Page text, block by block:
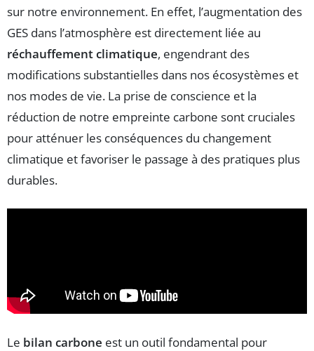
sur notre environnement. En effet, l’augmentation des
GES dans l’atmosphère est directement liée au
réchauffement climatique, engendrant des
modifications substantielles dans nos écosystèmes et
nos modes de vie. La prise de conscience et la
réduction de notre empreinte carbone sont cruciales
pour atténuer les conséquences du changement
climatique et favoriser le passage à des pratiques plus
durables.
Le bilan carbone est un outil fondamental pour